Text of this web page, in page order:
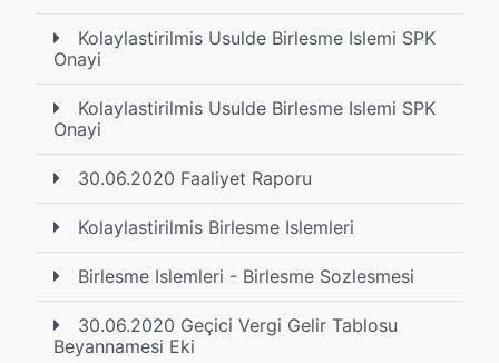
Kolaylastirilmis Usulde Birlesme Islemi SPK
Onayi
Kolaylastirilmis Usulde Birlesme Islemi SPK
Onayi
30.06.2020 Faaliyet Raporu
Kolaylastirilmis Birlesme Islemleri
Birlesme Islemleri - Birlesme Sozlesmesi
30.06.2020 Geçici Vergi Gelir Tablosu
Beyannamesi Eki